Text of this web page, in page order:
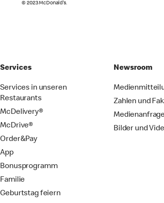
© 2023 McDonald's.
Services
Services in unseren
Restaurants
McDelivery®
McDrive®
Order&Pay
App
Bonusprogramm
Familie
Geburtstag feiern
Newsroom
Zahlen und
Bilder und